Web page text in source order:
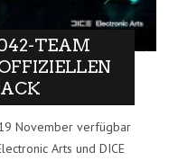
TEAM
November verfügbar
Arts und DICE